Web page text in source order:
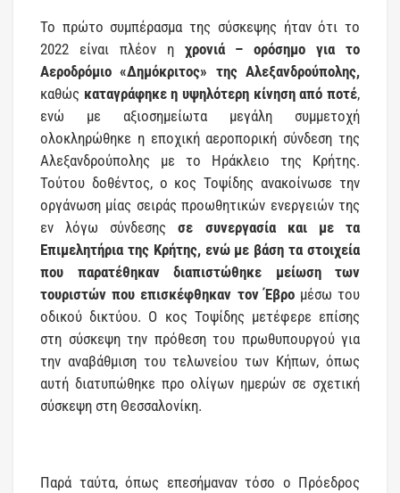
Το πρώτο συμπέρασμα της σύσκεψης ήταν ότι το
2022 είναι πλέον η χρονιά – ορόσημο για το
Αεροδρόμιο «Δημόκριτος» της Αλεξανδρούπολης,
καθώς καταγράφηκε η υψηλότερη κίνηση από ποτέ,
ενώ με αξιοσημείωτα μεγάλη συμμετοχή
ολοκληρώθηκε η εποχική αεροπορική σύνδεση της
Αλεξανδρούπολης με το Ηράκλειο της Κρήτης.
Τούτου δοθέντος, ο κος Τοψίδης ανακοίνωσε την
οργάνωση μίας σειράς προωθητικών ενεργειών της
εν λόγω σύνδεσηςσε συνεργασία και με τα
Επιμελητήρια της Κρήτης, ενώ με βάση τα στοιχεία
που παρατέθηκαν διαπιστώθηκε μείωση των
τουριστών που επισκέφθηκαν τον Έβρομέσω του
οδικού δικτύου. Ο κος Τοψίδης μετέφερε επίσης
στη σύσκεψη την πρόθεση του πρωθυπουργού για
την αναβάθμιση του τελωνείου των Κήπων, όπως
αυτή διατυπώθηκε προ ολίγων ημερών σε σχετική
σύσκεψη στη Θεσσαλονίκη.
Παρά ταύτα, όπως επεσήμαναν τόσο ο Πρόεδρος